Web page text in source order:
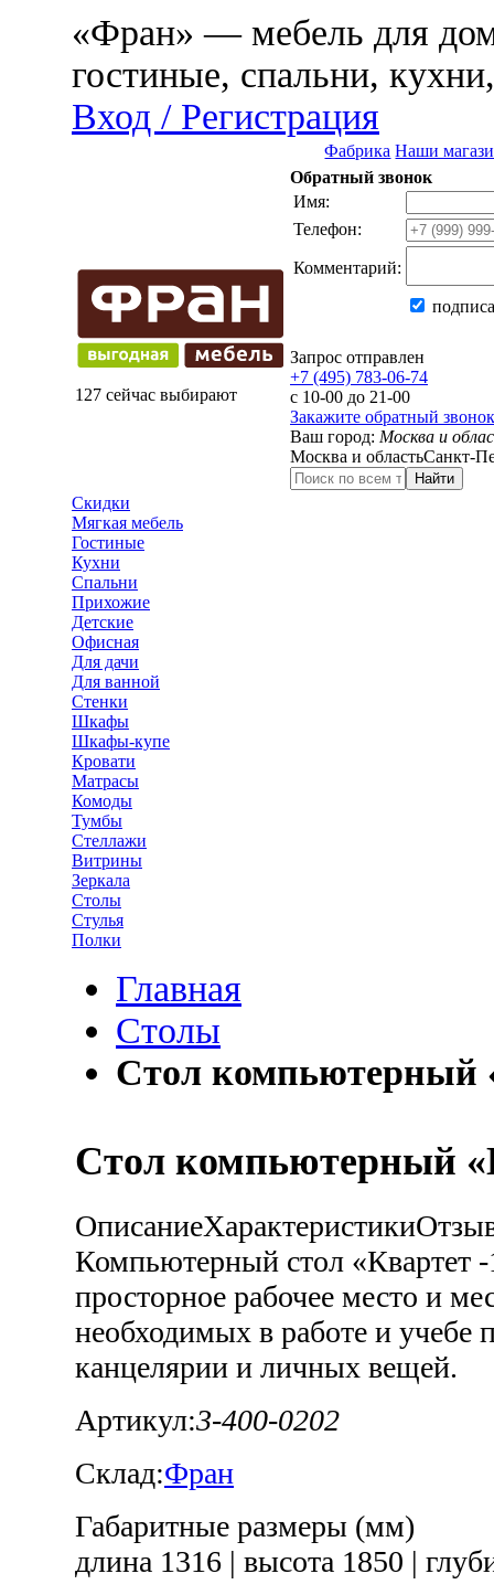
«Фран» — мебель для
гостиные, спальни,
Вход / Регистрация
Фабрика Наши
127 сейчас выбирают
Обратный звонок
Имя:
Телефон:
Комментарий:
Запрос отправлен
+7 (495) 783-06-74
с 10-00 до 21-00
Закажите обратный звонок
Ваш город: Москва и
Москва и областьСанкт-
Найти
Скидки
Мягкая мебель
Гостиные
Кухни
Спальни
Прихожие
Детские
Офисная
Для дачи
Для ванной
Стенки
Шкафы
Шкафы-купе
Кровати
Матрасы
Комоды
Тумбы
Стеллажи
Витрины
Зеркала
Столы
Стулья
Полки
Главная
Столы
Стол компьютерный
Стол компьютерный
ОписаниеХарактеристики
Компьютерный стол «Квартет -
просторное рабочее место и
необходимых в работе и учебе
канцелярии и личных вещей.
Артикул:3-400-0202
Склад:Фран
Габаритные размеры (мм)
длина 1316 | высота 1850 |